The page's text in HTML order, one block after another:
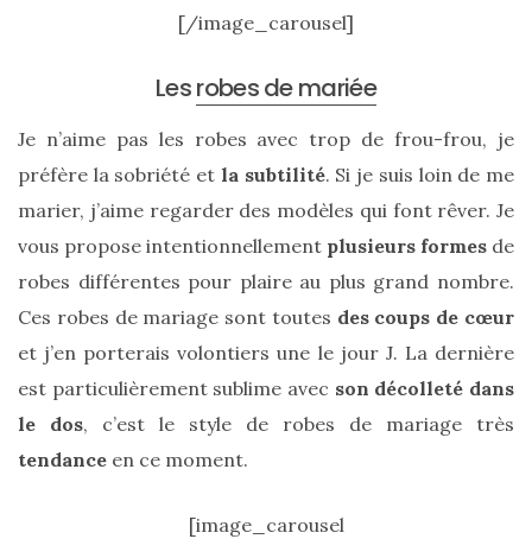
chic
tendance
30/05/2026
[/image_carousel]
Lesrobes de mariée
Je n’aime pas les robes avec trop de frou-frou, je
préfère la sobriété et la subtilité. Si je suis loin de me
marier, j’aime regarder des modèles qui font rêver. Je
vous propose intentionnellement plusieurs formes de
robes différentes pour plaire au plus grand nombre.
Ces robes de mariage sont toutes des coups de cœur
et j’en porterais volontiers une le jour J. La dernière
est particulièrement sublime avec son décolleté dans
le dos, c’est le style de robes de mariage très
tendance en ce moment.
[image_carousel